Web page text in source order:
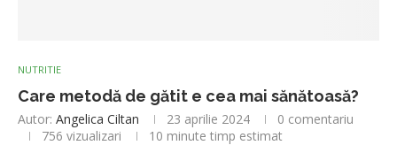
NUTRITIE
Care metodă de gătit e cea mai sănătoasă?
Autor: Angelica Ciltan 23 aprilie 2024
0 comentariu
756 vizualizari 10 minute timp estimat